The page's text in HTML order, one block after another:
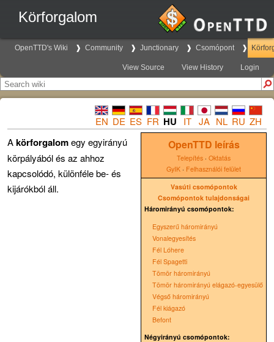
Körforgalom
OpenTTD's Wiki Community Junctionary Csomópont
View Source View History Login
EN DE ES FR HU IT JA NL RU ZH
OpenTTD leírás
Telepítés · Oktatás
GyIK · Felhasználói felület
Vasúti csomópontok
Csomópontok tulajdonságai
Háromirányú csomópontok:
Egyszerű háromirányú
Vonalegyesítés
Fél Lóhere
Fél Spagetti
Tömör háromirányú
Tömör háromirányú elágazó-egyesülő
Végső háromirányú
Fél kiágazó
Befont
Négyirányú csomópontok:
Akörforgalomegy egyirányú
körpályából és az ahhoz
kapcsolódó, különféle be- és
kijárókból áll.